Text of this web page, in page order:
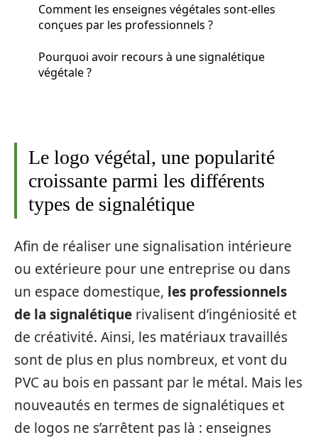
Comment les enseignes végétales sont-elles
conçues par les professionnels ?
Pourquoi avoir recours à une signalétique
végétale ?
Le logo végétal, une popularité
croissante parmi les différents
types de signalétique
Afin de réaliser une signalisation intérieure
ou extérieure pour une entreprise ou dans
un espace domestique, les professionnels
de la signalétique rivalisent d’ingéniosité et
de créativité. Ainsi, les matériaux travaillés
sont de plus en plus nombreux, et vont du
PVC au bois en passant par le métal. Mais les
nouveautés en termes de signalétiques et
de logos ne s’arrêtent pas là : enseignes